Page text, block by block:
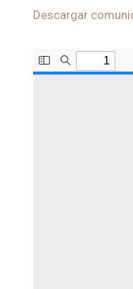
Descargar